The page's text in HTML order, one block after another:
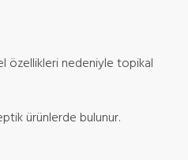
özellikleri nedeniyle topikal
ürünlerde bulunur.